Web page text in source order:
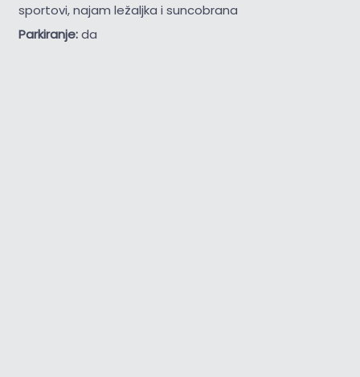
sportovi, najam ležaljka i suncobrana
Parkiranje:da